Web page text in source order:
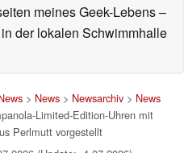
meines Geek-Lebens –
der lokalen Schwimmhalle
> News> Newsarchiv> News
Limited-Edition-Uhren mit
Perlmutt vorgestellt